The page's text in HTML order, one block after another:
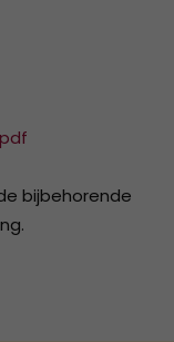
bijbehorende